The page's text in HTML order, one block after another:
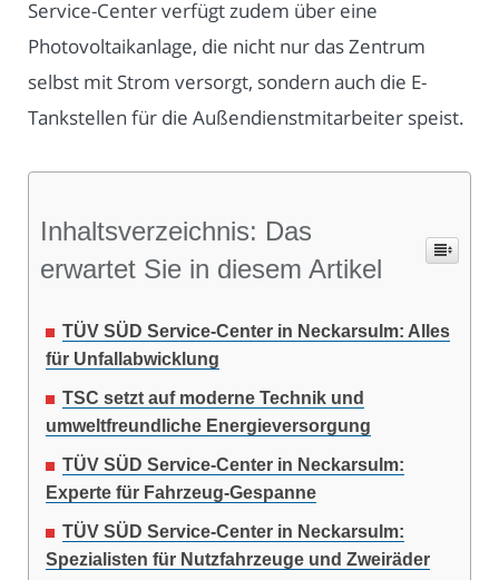
Service-Center verfügt zudem über eine
Photovoltaikanlage, die nicht nur das Zentrum
selbst mit Strom versorgt, sondern auch die E-
Tankstellen für die Außendienstmitarbeiter speist.
Inhaltsverzeichnis: Das
erwartet Sie in diesem Artikel
TÜV SÜD Service-Center in Neckarsulm: Alles
für Unfallabwicklung
TSC setzt auf moderne Technik und
umweltfreundliche Energieversorgung
TÜV SÜD Service-Center in Neckarsulm:
Experte für Fahrzeug-Gespanne
TÜV SÜD Service-Center in Neckarsulm:
Spezialisten für Nutzfahrzeuge und Zweiräder